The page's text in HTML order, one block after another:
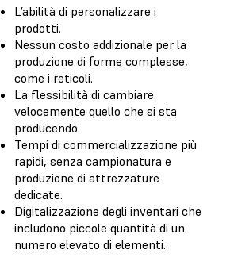
L’abilità di personalizzare i
prodotti.
Nessun costo addizionale per la
produzione di forme complesse,
come i reticoli.
La flessibilità di cambiare
velocemente quello che si sta
producendo.
Tempi di commercializzazione più
rapidi, senza campionatura e
produzione di attrezzature
dedicate.
Digitalizzazione degli inventari che
includono piccole quantità di un
numero elevato di elementi.